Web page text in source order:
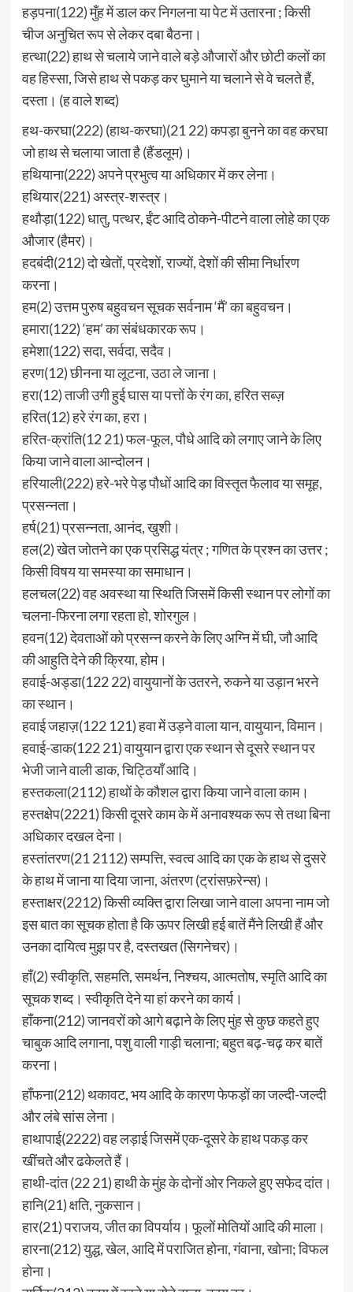
हड़पना(122) मुँह में डाल कर निगलना या पेट में उतारना ; किसी
चीज अनुचित रूप से लेकर दबा बैठना।
हत्था(22) हाथ से चलाये जाने वाले बड़े औजारों और छोटी कलों का
वह हिस्सा, जिसे हाथ से पकड़ कर घुमाने या चलाने से वे चलते हैं,
दस्ता। (ह वाले शब्द)
हथ-करघा(222) (हाथ-करघा)(21 22) कपड़ा बुनने का वह करघा
जो हाथ से चलाया जाता है (हैंडलूम)।
हथियाना(222) अपने प्रभुत्व या अधिकार में कर लेना।
हथियार(221) अस्त्र-शस्त्र।
हथौड़ा(122) धातु, पत्थर, ईंट आदि ठोकने-पीटने वाला लोहे का एक
औजार (हैमर)।
हदबंदी(212) दो खेतों, प्रदेशों, राज्यों, देशों की सीमा निर्धारण
करना।
हम(2) उत्तम पुरुष बहुवचन सूचक सर्वनाम ‘मैं’ का बहुवचन।
हमारा(122) ‘हम’ का संबंधकारक रूप।
हमेशा(122) सदा, सर्वदा, सदैव।
हरण(12) छीनना या लूटना, उठा ले जाना।
हरा(12) ताजी उगी हुई घास या पत्तों के रंग का, हरित सब्ज़
हरित(12) हरे रंग का, हरा।
हरित-क्रांति(12 21) फल-फूल, पौधे आदि को लगाए जाने के लिए
किया जाने वाला आन्दोलन।
हरियाली(222) हरे-भरे पेड़ पौधों आदि का विस्तृत फैलाव या समूह,
प्रसन्नता।
हर्ष(21) प्रसन्नता, आनंद, खुशी।
हल(2) खेत जोतने का एक प्रसिद्ध यंत्र ; गणित के प्रश्न का उत्तर ;
किसी विषय या समस्या का समाधान।
हलचल(22) वह अवस्था या स्थिति जिसमें किसी स्थान पर लोगों का
चलना-फिरना लगा रहता हो, शोरगुल।
हवन(12) देवताओं को प्रसन्न करने के लिए अग्नि में घी, जौ आदि
की आहुति देने की क्रिया, होम।
हवाई-अड्डा(122 22) वायुयानों के उतरने, रुकने या उड़ान भरने
का स्थान।
हवाई जहाज़(122 121) हवा में उड़ने वाला यान, वायुयान, विमान।
हवाई-डाक(122 21) वायुयान द्वारा एक स्थान से दूसरे स्थान पर
भेजी जाने वाली डाक, चिट्ठियाँ आदि।
हस्तकला(2112) हाथों के कौशल द्वारा किया जाने वाला काम।
हस्तक्षेप(2221) किसी दूसरे काम के में अनावश्यक रूप से तथा बिना
अधिकार दखल देना।
हस्तांतरण(21 2112) सम्पत्ति, स्वत्व आदि का एक के हाथ से दुसरे
के हाथ में जाना या दिया जाना, अंतरण (ट्रांसफ़रेन्स)।
हस्ताक्षर(2212) किसी व्यक्ति द्वारा लिखा जाने वाला अपना नाम जो
इस बात का सूचक होता है कि ऊपर लिखी हई बातें मैंने लिखी हैं और
उनका दायित्व मुझ पर है, दस्तखत (सिगनेचर)।
हाँ(2) स्वीकृति, सहमति, समर्थन, निश्चय, आत्मतोष, स्मृति आदि का
सूचक शब्द। स्वीकृति देने या हां करने का कार्य।
हाँकना(212) जानवरों को आगे बढ़ाने के लिए मुंह से कुछ कहते हुए
चाबुक आदि लगाना, पशु वाली गाड़ी चलाना; बहुत बढ़-चढ़ कर बातें
करना।
हाँफना(212) थकावट, भय आदि के कारण फेफड़ों का जल्दी-जल्दी
और लंबे सांस लेना।
हाथापाई(2222) वह लड़ाई जिसमें एक-दूसरे के हाथ पकड़ कर
खींचते और ढकेलते हैं।
हाथी-दांत (22 21) हाथी के मुंह के दोनों ओर निकले हुए सफेद दांत।
हानि(21) क्षति, नुकसान।
हार(21) पराजय, जीत का विपर्याय। फूलों मोतियों आदि की माला।
हारना(212) युद्ध, खेल, आदि में पराजित होना, गंवाना, खोना; विफल
होना।